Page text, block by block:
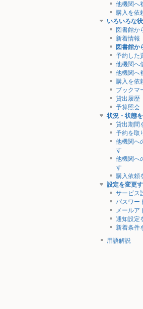
他機関へ
購入を依
いろいろな
図書館か
新着情報
図書館か
予約した
他機関へ
他機関へ
購入を依
ブックマ
貸出履歴
予算照会
状況・状態
貸出期間
予約を取
他機関へ
す
他機関へ
す
購入依頼
設定を変更
サービス
パスワー
メールア
通知設定
新着条件
用語解説